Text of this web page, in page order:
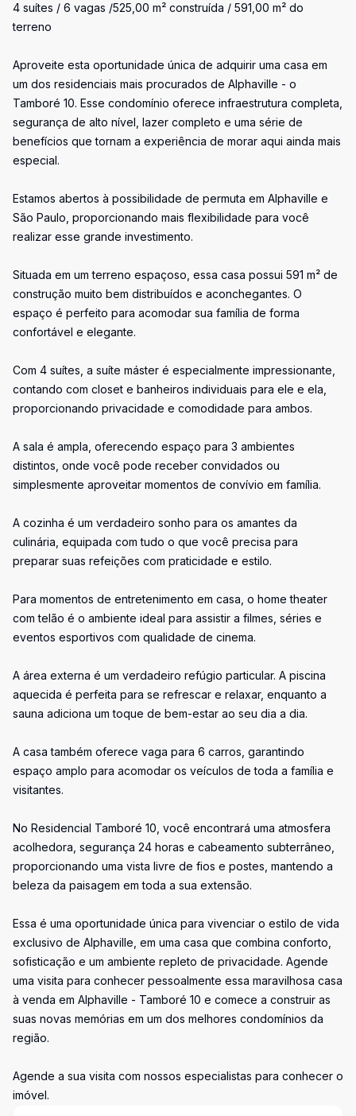
4 suítes / 6 vagas /525,00 m² construída / 591,00 m² do
terreno
Aproveite esta oportunidade única de adquirir uma casa em
um dos residenciais mais procurados de Alphaville - o
Tamboré 10. Esse condomínio oferece infraestrutura completa,
segurança de alto nível, lazer completo e uma série de
benefícios que tornam a experiência de morar aqui ainda mais
especial.
Estamos abertos à possibilidade de permuta em Alphaville e
São Paulo, proporcionando mais flexibilidade para você
realizar esse grande investimento.
Situada em um terreno espaçoso, essa casa possui 591 m² de
construção muito bem distribuídos e aconchegantes. O
espaço é perfeito para acomodar sua família de forma
confortável e elegante.
Com 4 suítes, a suíte máster é especialmente impressionante,
contando com closet e banheiros individuais para ele e ela,
proporcionando privacidade e comodidade para ambos.
A sala é ampla, oferecendo espaço para 3 ambientes
distintos, onde você pode receber convidados ou
simplesmente aproveitar momentos de convívio em família.
A cozinha é um verdadeiro sonho para os amantes da
culinária, equipada com tudo o que você precisa para
preparar suas refeições com praticidade e estilo.
Para momentos de entretenimento em casa, o home theater
com telão é o ambiente ideal para assistir a filmes, séries e
eventos esportivos com qualidade de cinema.
A área externa é um verdadeiro refúgio particular. A piscina
aquecida é perfeita para se refrescar e relaxar, enquanto a
sauna adiciona um toque de bem-estar ao seu dia a dia.
A casa também oferece vaga para 6 carros, garantindo
espaço amplo para acomodar os veículos de toda a família e
visitantes.
No Residencial Tamboré 10, você encontrará uma atmosfera
acolhedora, segurança 24 horas e cabeamento subterrâneo,
proporcionando uma vista livre de fios e postes, mantendo a
beleza da paisagem em toda a sua extensão.
Essa é uma oportunidade única para vivenciar o estilo de vida
exclusivo de Alphaville, em uma casa que combina conforto,
sofisticação e um ambiente repleto de privacidade. Agende
uma visita para conhecer pessoalmente essa maravilhosa casa
à venda em Alphaville - Tamboré 10 e comece a construir as
suas novas memórias em um dos melhores condomínios da
região.
Agende a sua visita com nossos especialistas para conhecer o
imóvel.